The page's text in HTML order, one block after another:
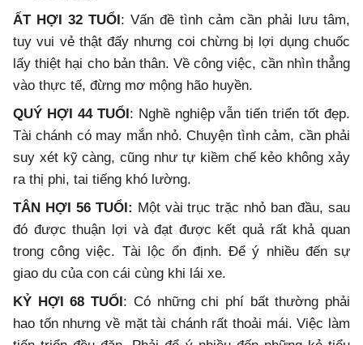
ẤT HỢI 32 TUỔI: Vấn đề tình cảm cần phải lưu tâm,
tuy vui vẻ thật đấy nhưng coi chừng bị lợi dụng chuốc
lấy thiệt hại cho bản thân. Về công việc, cần nhìn thẳng
vào thực tế, đừng mơ mộng hão huyền.
QUÝ HỢI 44 TUỔI: Nghề nghiệp vẫn tiến triển tốt đẹp.
Tài chánh có may mắn nhỏ. Chuyện tình cảm, cần phải
suy xét kỹ càng, cũng như tự kiềm chế kẻo không xảy
ra thị phi, tai tiếng khó lường.
TÂN HỢI 56 TUỔI: Một vài trục trặc nhỏ ban đầu, sau
đó được thuận lợi và đạt được kết quả rất khả quan
trong công việc. Tài lộc ổn định. Để ý nhiều đến sự
giao du của con cái cùng khi lái xe.
KỶ HỢI 68 TUỔI: Có những chi phí bất thường phải
hao tốn nhưng về mặt tài chánh rất thoải mái. Việc làm